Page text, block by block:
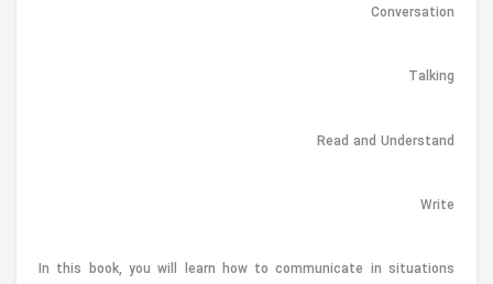
Conversation
Talking
Read and Understand
Write
In this book, you will learn how to communicate in situations